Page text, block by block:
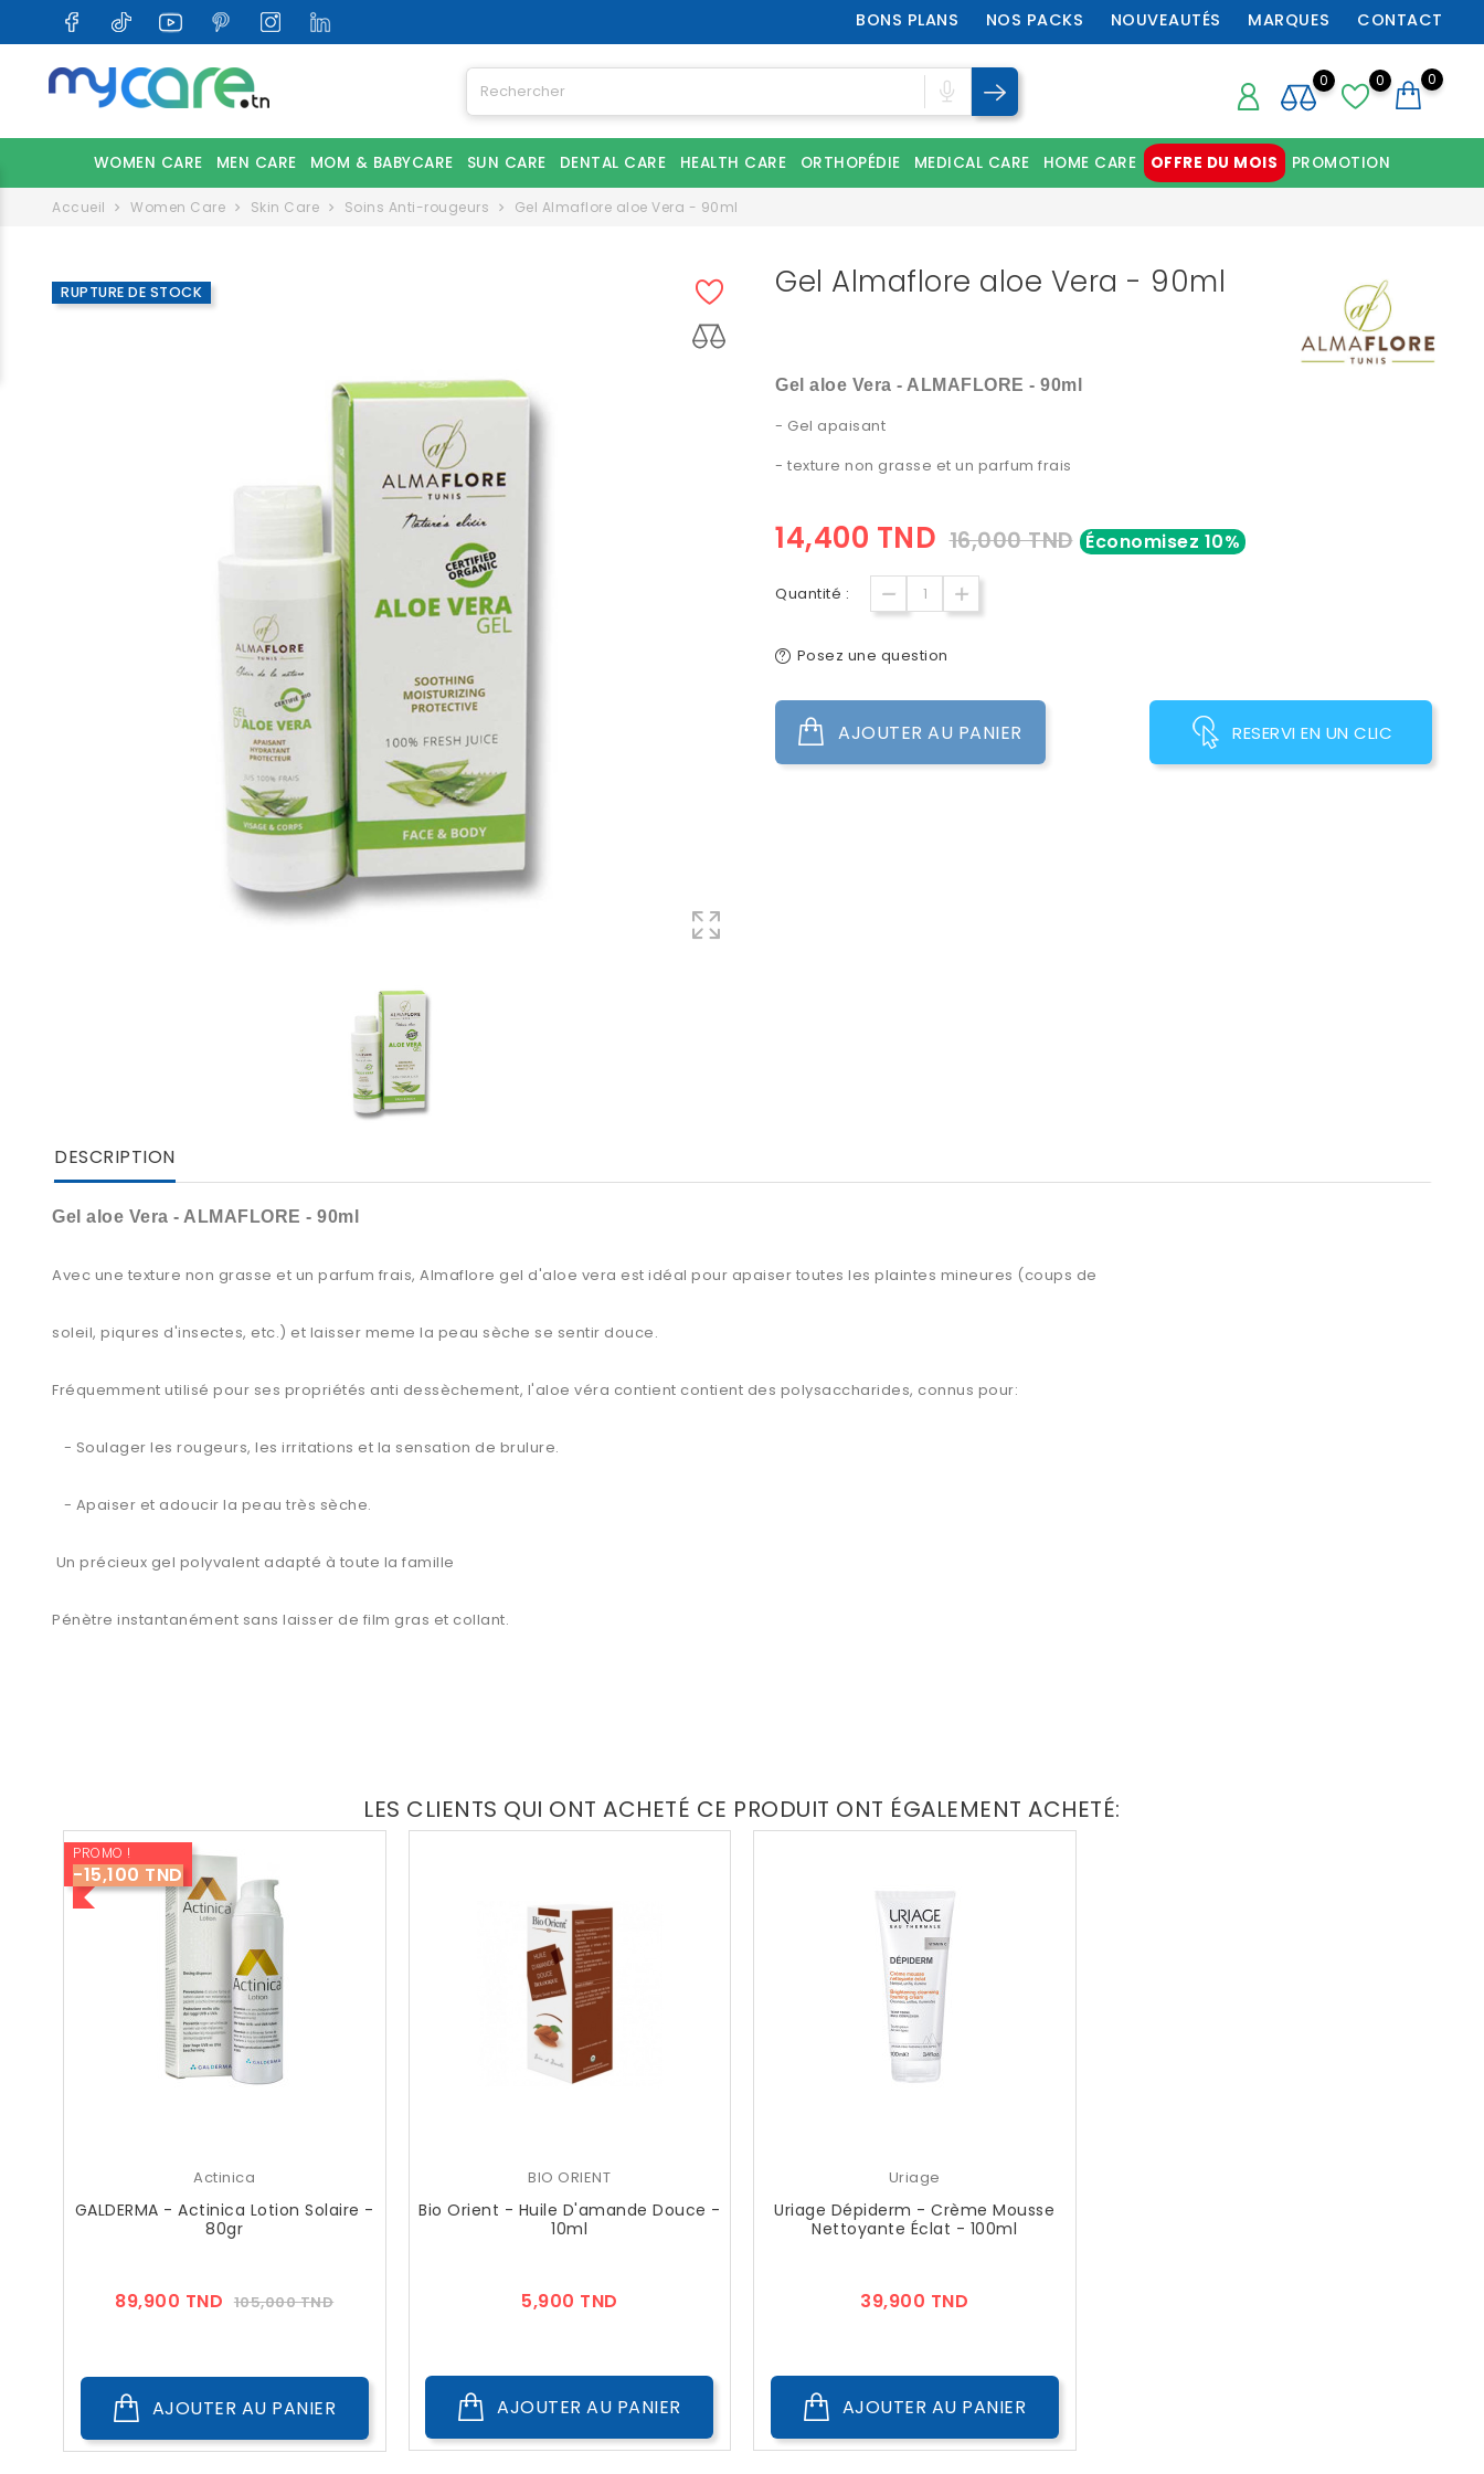
BONS PLANS NOS PACKS NOUVEAUTÉS MARQUES CONTACT
0 0
0
WOMEN CARE MEN CARE MOM & BABYCARE SUN CARE DENTAL CARE HEALTH CARE ORTHOPÉDIE MEDICAL CARE HOME CARE OFFRE DU MOIS PROMOTION
Accueil Women Care Skin Care Soins Anti-rougeurs Gel Almaflore aloe Vera - 90ml
RUPTURE DE STOCK Gel Almaflore aloe Vera - 90ml
Gel aloe Vera - ALMAFLORE - 90ml
- Gel apaisant
- texture non grasse et un parfum frais
14,400 TND 16,000 TND Économisez 10%
Quantité :
Posez une question
AJOUTER AU PANIER RESERVI EN UN CLIC
DESCRIPTION
Gel aloe Vera - ALMAFLORE - 90ml
Avec une texture non grasse et un parfum frais, Almaflore gel d'aloe vera est idéal pour apaiser toutes les plaintes mineures (coups de
soleil, piqures d'insectes, etc.) et laisser meme la peau sèche se sentir douce.
Fréquemment utilisé pour ses propriétés anti dessèchement, l'aloe véra contient contient des polysaccharides, connus pour:
- Soulager les rougeurs, les irritations et la sensation de brulure.
- Apaiser et adoucir la peau très sèche.
Un précieux gel polyvalent adapté à toute la famille
Pénètre instantanément sans laisser de film gras et collant.
LES CLIENTS QUI ONT ACHETÉ CE PRODUIT ONT ÉGALEMENT ACHETÉ:
PROMO !
-15,100 TND
Actinica
GALDERMA - Actinica Lotion Solaire -
80gr
89,900 TND Prix
105,000 TNDPrix
AJOUTER AU PANIER
BIO ORIENT
Bio Orient - Huile D'amande Douce -
10ml
5,900 TND
AJOUTER AU PANIER
Uriage
Uriage Dépiderm - Crème Mousse
Nettoyante Éclat - 100ml
39,900 TND
AJOUTER AU PANIER